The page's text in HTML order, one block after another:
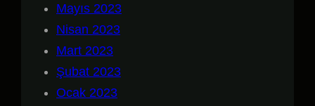
Mayıs 2023
Nisan 2023
Mart 2023
Şubat 2023
Ocak 2023